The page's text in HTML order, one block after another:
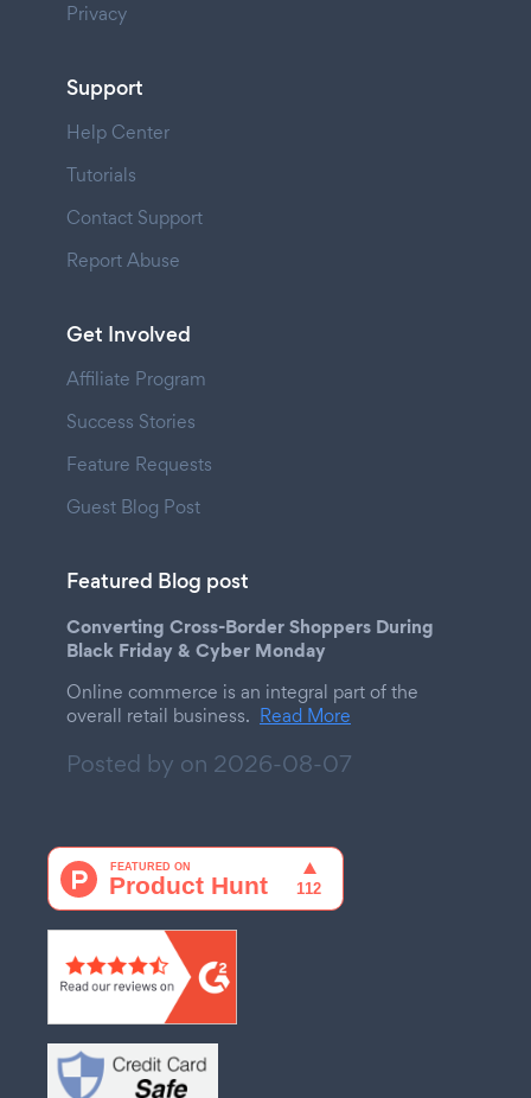
Privacy
Support
Help Center
Tutorials
Contact Support
Report Abuse
Get Involved
Affiliate Program
Success Stories
Feature Requests
Guest Blog Post
Featured Blog post
Converting Cross-Border Shoppers During
Black Friday & Cyber Monday
Online commerce is an integral part of the
overall retail business. Read More
Posted by on 2026-08-07